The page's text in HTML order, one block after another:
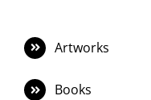
Éditions
Artworks
Books